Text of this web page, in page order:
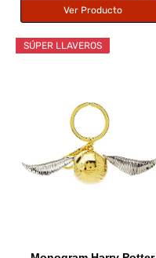
Ver Producto
SÚPER LLAVEROS